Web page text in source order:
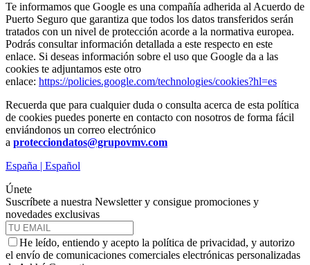
Te informamos que Google es una compañía adherida al Acuerdo de
Puerto Seguro que garantiza que todos los datos transferidos serán
tratados con un nivel de protección acorde a la normativa europea.
Podrás consultar información detallada a este respecto en este
enlace. Si deseas información sobre el uso que Google da a las
cookies te adjuntamos este otro
enlace: https://policies.google.com/technologies/cookies?hl=es
Recuerda que para cualquier duda o consulta acerca de esta política
de cookies puedes ponerte en contacto con nosotros de forma fácil
enviándonos un correo electrónico
a protecciondatos@grupovmv.com
España | Español
Únete
Suscríbete a nuestra Newsletter y consigue promociones y
novedades exclusivas
He leído, entiendo y acepto la política de privacidad, y autorizo
el envío de comunicaciones comerciales electrónicas personalizadas